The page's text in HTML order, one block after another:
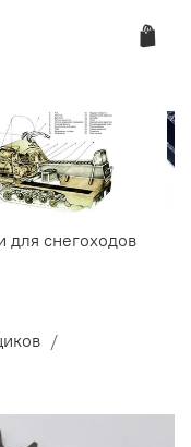
для снегоходов